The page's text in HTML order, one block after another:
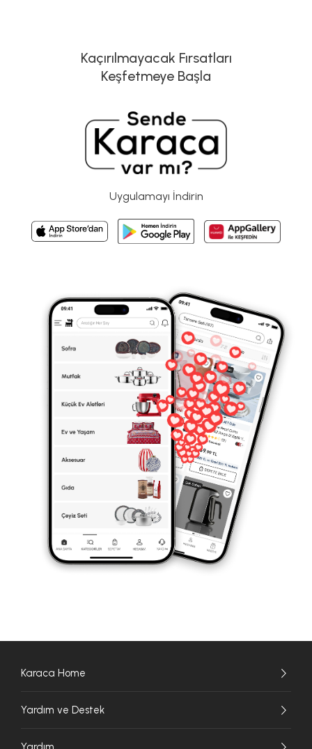
Kaçırılmayacak Fırsatları
Keşfetmeye Başla
Uygulamayı İndirin
Karaca Home
Yardım ve Destek